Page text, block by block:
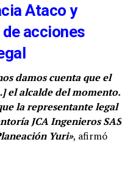
Ataco y
acciones
damos cuenta que el
el alcalde del momento.
la representante legal
JCA Ingenieros SAS
Yuri», afirmó